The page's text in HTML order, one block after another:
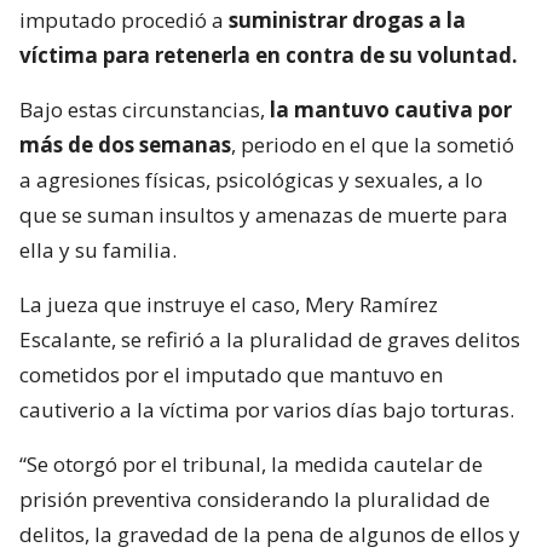
imputado procedió a suministrar drogas a la
víctima para retenerla en contra de su voluntad.
Bajo estas circunstancias, la mantuvo cautiva por
más de dos semanas, periodo en el que la sometió
a agresiones físicas, psicológicas y sexuales, a lo
que se suman insultos y amenazas de muerte para
ella y su familia.
La jueza que instruye el caso, Mery Ramírez
Escalante, se refirió a la pluralidad de graves delitos
cometidos por el imputado que mantuvo en
cautiverio a la víctima por varios días bajo torturas.
“Se otorgó por el tribunal, la medida cautelar de
prisión preventiva considerando la pluralidad de
delitos, la gravedad de la pena de algunos de ellos y